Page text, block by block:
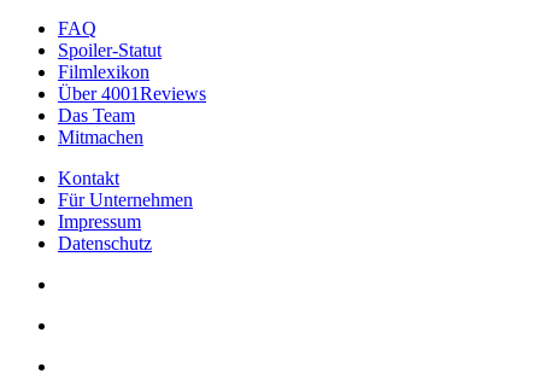
FAQ
Spoiler-Statut
Filmlexikon
Über 4001Reviews
Das Team
Mitmachen
Kontakt
Für Unternehmen
Impressum
Datenschutz